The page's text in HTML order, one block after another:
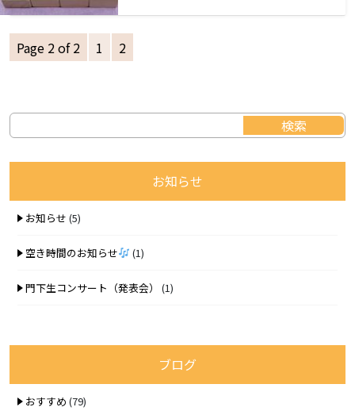
Page 2 of 2 1 2
お知らせ
お知らせ (5)
空き時間のお知らせ (1)
門下生コンサート（発表会） (1)
ブログ
おすすめ (79)